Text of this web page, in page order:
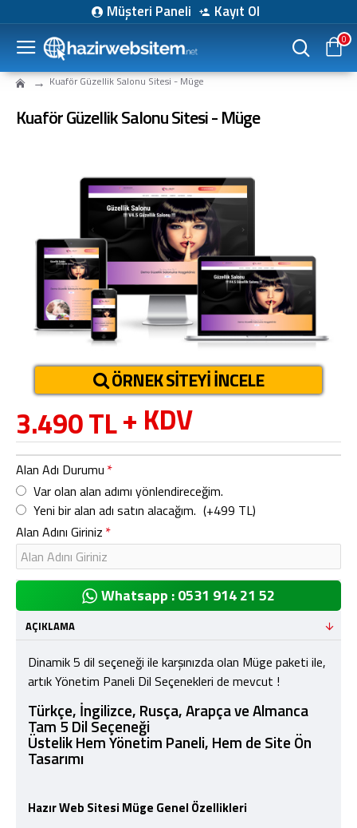
Müşteri Paneli Kayıt Ol
0
Kuaför Güzellik Salonu Sitesi - Müge
Kuaför Güzellik Salonu Sitesi - Müge
ÖRNEK SITEYI İNCELE
3.490 TL+ KDV
Alan Adı Durumu
Var olan alan adımı yönlendireceğim.
Yeni bir alan adı satın alacağım. (+499 TL)
Alan Adını Giriniz
Whatsapp : 0531 914 21 52
AÇIKLAMA
Dinamik 5 dil seçeneği ile karşınızda olan Müge paketi ile,
artık Yönetim Paneli Dil Seçenekleri de mevcut !
Türkçe, İngilizce, Rusça, Arapça ve Almanca
Tam 5 Dil Seçeneği
Üstelik Hem Yönetim Paneli, Hem de Site Ön
Tasarımı
Hazır Web Sitesi Müge Genel Özellikleri